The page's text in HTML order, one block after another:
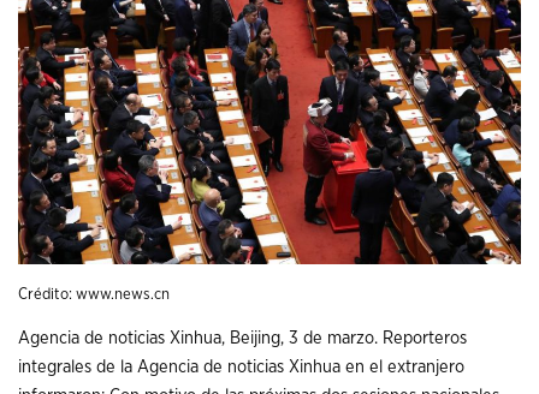
Crédito: www.news.cn
Agencia de noticias Xinhua, Beijing, 3 de marzo. Reporteros
integrales de la Agencia de noticias Xinhua en el extranjero